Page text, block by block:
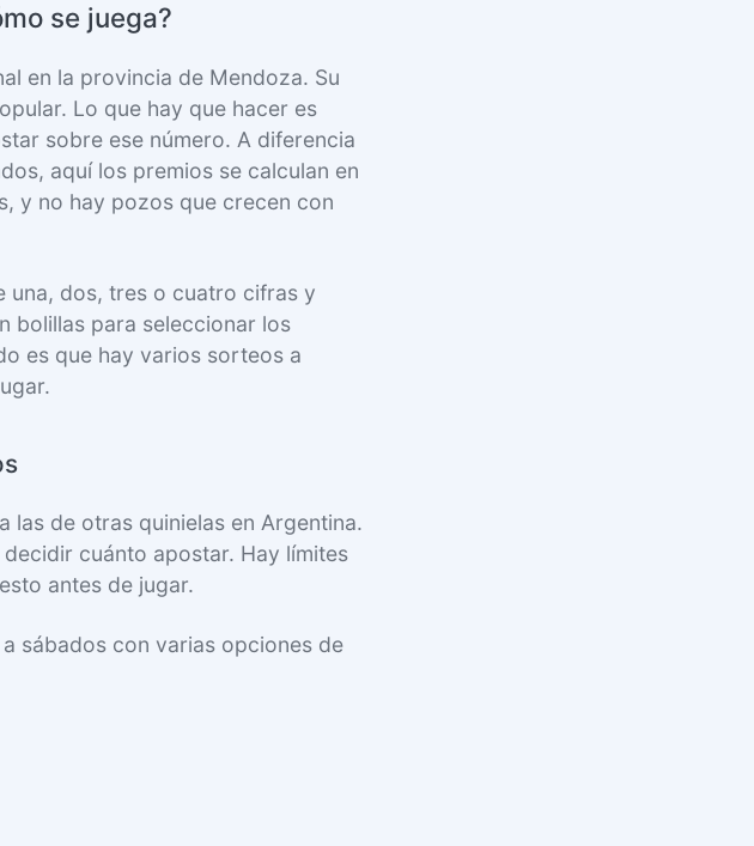
se juega?
en la provincia de Mendoza. Su
Lo que hay que hacer es
sobre ese número. A diferencia
aquí los premios se calculan en
y no hay pozos que crecen con
una, dos, tres o cuatro cifras y
bolillas para seleccionar los
es que hay varios sorteos a
las de otras quinielas en Argentina.
cuánto apostar. Hay límites
antes de jugar.
sábados con varias opciones de